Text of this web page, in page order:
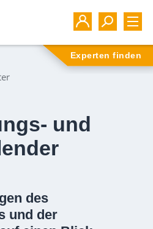
Experten finden
und
des
und der